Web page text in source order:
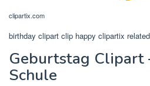
clipartix.com
birthday clipart clip happy clipartix
Geburtstag Clipart
Schule